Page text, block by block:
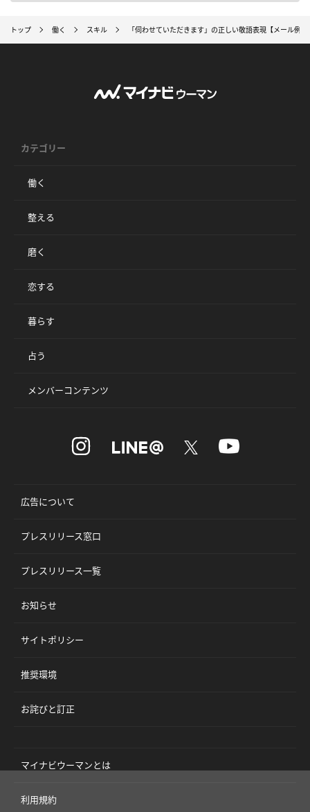
トップ 働く スキル 「伺わせていただきます」の正しい敬語表現【メール例文
カテゴリー
働く
整える
磨く
恋する
暮らす
占う
メンバーコンテンツ
広告について
プレスリリース窓口
プレスリリース一覧
お知らせ
サイトポリシー
推奨環境
お詫びと訂正
マイナビウーマンとは
利用規約